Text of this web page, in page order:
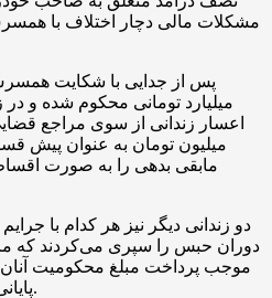
مشکلات مالی دچار اختلاف با
میلیارد تومانی محکوم شده و
اعسار زندانی از سوی مراجع
میلیون تومان به عنوان پیش
مابقی بدهی را به صورت اقساط
دو زندانی دیگر نیز هر کدام با
دوران حبس را سپری می‌کردند که
موجب پرداخت مبلغ محکومیت آنان
پایانی سال به خانه‌هایشان بازگردند.